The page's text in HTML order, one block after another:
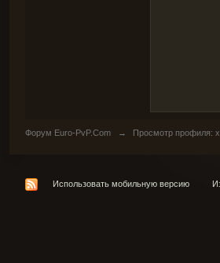
Форум Euro-PvP.Com → Просмотр профиля:
Использовать мобильную версию